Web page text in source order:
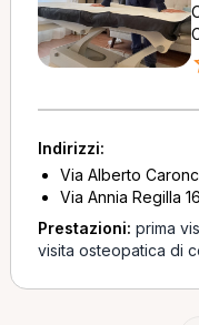
Indirizzi:
Via Alberto
Via Annia Regilla
Prestazioni: prima
visita osteopatica di